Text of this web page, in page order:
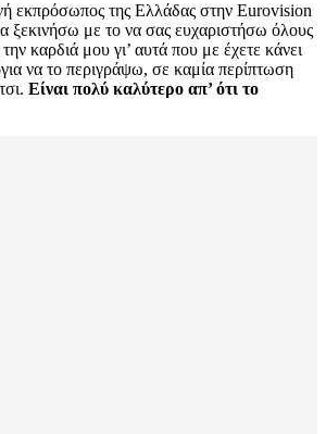
εκπρόσωπος της Ελλάδας στην Eurovision
ξεκινήσω με το να σας ευχαριστήσω όλους
καρδιά μου γι’ αυτά που με έχετε κάνει
να το περιγράψω, σε καμία περίπτωση
Είναι πολύ καλύτερο απ’ ότι το